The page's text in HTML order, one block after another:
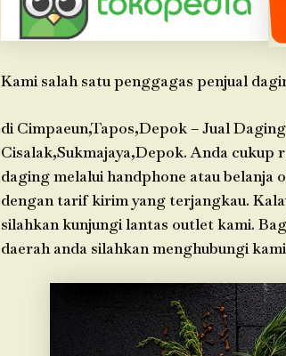
Kami salah satu penggagas penjual
di Cimpaeun,Tapos,Depok – Jual
Cisalak,Sukmajaya,Depok. Anda cukup
daging melalui handphone atau belanja
dengan tarif kirim yang terjangkau.
silahkan kunjungi lantas outlet kami.
daerah anda silahkan menghubungi